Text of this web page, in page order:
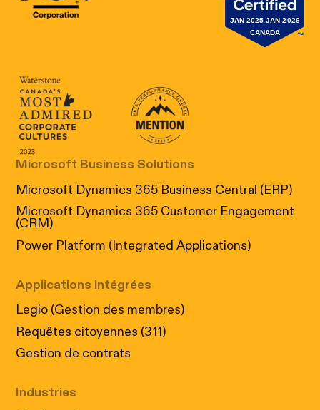
Canada's Most Admired Corporate
Prix performance Quebec
Microsoft Business Solutions
Microsoft Dynamics 365 Business Central (ERP)
Microsoft Dynamics 365 Customer Engagement
(CRM)
Power Platform (Integrated Applications)
Applications intégrées
Legio (Gestion des membres)
Requêtes citoyennes (311)
Gestion de contrats
Industries